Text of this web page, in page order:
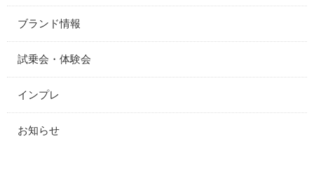
ブランド情報
試乗会・体験会
インプレ
お知らせ